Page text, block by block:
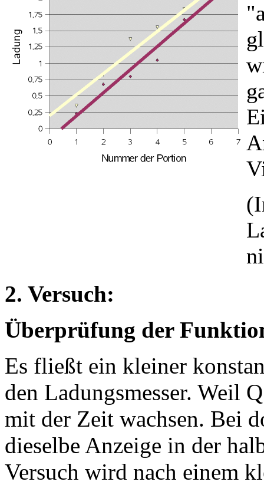
2. Versuch:
Überprüfung der
Es fließt ein kleiner
den Ladungsmesser. Weil
mit der Zeit wachsen. Bei
dieselbe Anzeige in der
Versuch wird nach einem